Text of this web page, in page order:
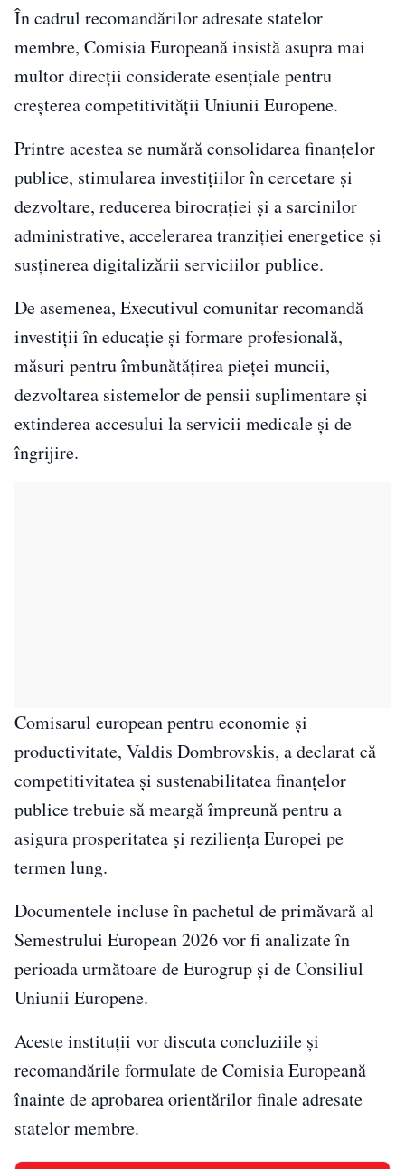
În cadrul recomandărilor adresate statelor
membre, Comisia Europeană insistă asupra mai
multor direcții considerate esențiale pentru
creșterea competitivității Uniunii Europene.
Printre acestea se numără consolidarea finanțelor
publice, stimularea investițiilor în cercetare și
dezvoltare, reducerea birocrației și a sarcinilor
administrative, accelerarea tranziției energetice și
susținerea digitalizării serviciilor publice.
De asemenea, Executivul comunitar recomandă
investiții în educație și formare profesională,
măsuri pentru îmbunătățirea pieței muncii,
dezvoltarea sistemelor de pensii suplimentare și
extinderea accesului la servicii medicale și de
îngrijire.
Comisarul european pentru economie și
productivitate, Valdis Dombrovskis, a declarat că
competitivitatea și sustenabilitatea finanțelor
publice trebuie să meargă împreună pentru a
asigura prosperitatea și reziliența Europei pe
termen lung.
Documentele incluse în pachetul de primăvară al
Semestrului European 2026 vor fi analizate în
perioada următoare de Eurogrup și de Consiliul
Uniunii Europene.
Aceste instituții vor discuta concluziile și
recomandările formulate de Comisia Europeană
înainte de aprobarea orientărilor finale adresate
statelor membre.